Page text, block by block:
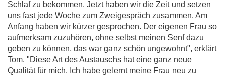
Schlaf zu bekommen. Jetzt haben wir die Zeit und setzen
uns fast jede Woche zum Zweigespräch zusammen. Am
Anfang haben wir kürzer gesprochen. Der eigenen Frau so
aufmerksam zuzuhören, ohne selbst meinen Senf dazu
geben zu können, das war ganz schön ungewohnt", erklärt
Tom. "Diese Art des Austauschs hat eine ganz neue
Qualität für mich. Ich habe gelernt meine Frau neu zu